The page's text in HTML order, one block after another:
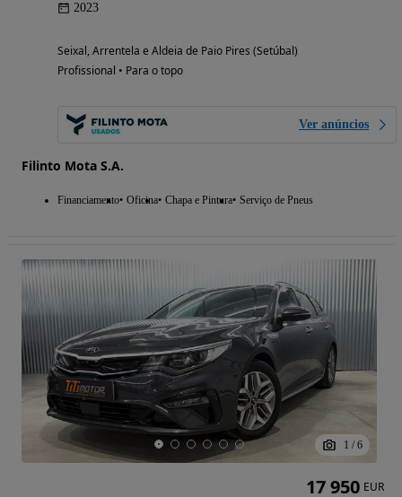
2023
Seixal, Arrentela e Aldeia de Paio Pires (Setúbal)
Profissional • Para o topo
Ver anúncios
Filinto Mota S.A.
Financiamento Oficina Chapa e Pintura Serviço de Pneus
1 / 6
17 950 EUR